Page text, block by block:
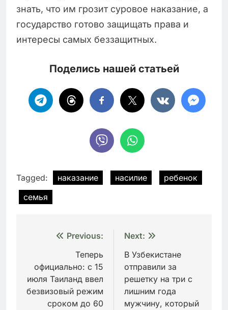
знать, что им грозит суровое наказание, а
государство готово защищать права и
интересы самых беззащитных.
Поделись нашей статьей
Tagged: наказание насилие
ребенок
семья
Навигация
записям
Previous:
Теперь
официально: с 15
июля Таиланд ввел
безвизовый режим
сроком до 60
Next:
В Узбекистане
отправили за
решетку на три с
лишним года
мужчину, который